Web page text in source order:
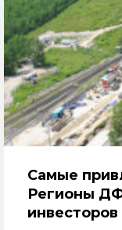
Самые
Регионы
инвесторов